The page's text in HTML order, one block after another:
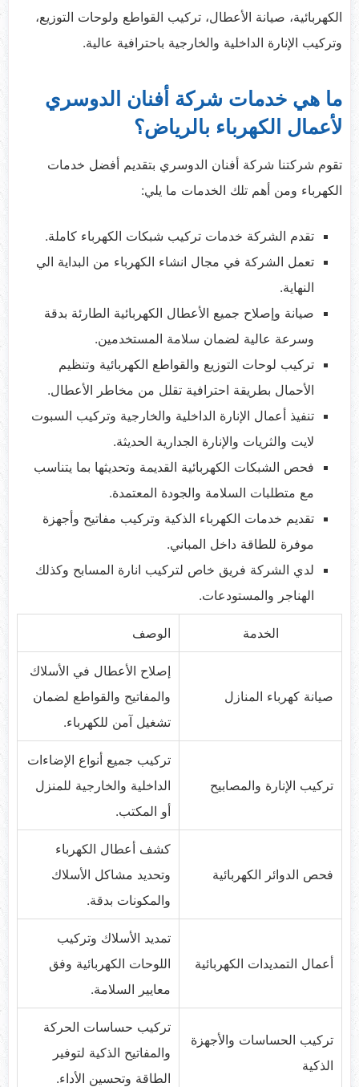
الكهربائية، صيانة الأعطال، تركيب القواطع ولوحات التوزيع،
وتركيب الإنارة الداخلية والخارجية باحترافية عالية.
ما هي خدمات شركة أفنان الدوسري
لأعمال الكهرباء بالرياض؟
تقوم شركتنا شركة أفنان الدوسري بتقديم أفضل خدمات
الكهرباء ومن أهم تلك الخدمات ما يلي:
تقدم الشركة خدمات تركيب شبكات الكهرباء كاملة.
تعمل الشركة في مجال انشاء الكهرباء من البداية الي
النهاية.
صيانة وإصلاح جميع الأعطال الكهربائية الطارئة بدقة
وسرعة عالية لضمان سلامة المستخدمين.
تركيب لوحات التوزيع والقواطع الكهربائية وتنظيم
الأحمال بطريقة احترافية تقلل من مخاطر الأعطال.
تنفيذ أعمال الإنارة الداخلية والخارجية وتركيب السبوت
لايت والثريات والإنارة الجدارية الحديثة.
فحص الشبكات الكهربائية القديمة وتحديثها بما يتناسب
مع متطلبات السلامة والجودة المعتمدة.
تقديم خدمات الكهرباء الذكية وتركيب مفاتيح وأجهزة
موفرة للطاقة داخل المباني.
لدي الشركة فريق خاص لتركيب انارة المسابح وكذلك
الهناجر والمستودعات.
الخدمة الوصف
صيانة كهرباء المنازل
إصلاح الأعطال في الأسلاك
والمفاتيح والقواطع لضمان
تشغيل آمن للكهرباء.
تركيب الإنارة والمصابيح
تركيب جميع أنواع الإضاءات
الداخلية والخارجية للمنزل
أو المكتب.
فحص الدوائر الكهربائية
كشف أعطال الكهرباء
وتحديد مشاكل الأسلاك
والمكونات بدقة.
أعمال التمديدات الكهربائية
تمديد الأسلاك وتركيب
اللوحات الكهربائية وفق
معايير السلامة.
تركيب الحساسات والأجهزة
الذكية
تركيب حساسات الحركة
والمفاتيح الذكية لتوفير
الطاقة وتحسين الأداء.